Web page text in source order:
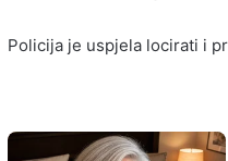
Policija je uspjela locirati i